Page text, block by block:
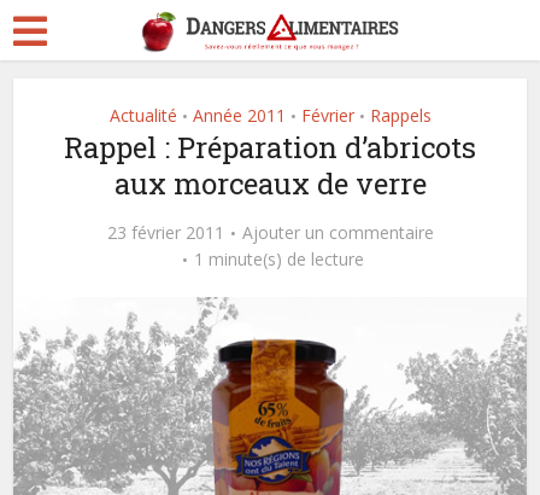
Actualité • Année 2011 • Février • Rappels
Rappel : Préparation d’abricots
aux morceaux de verre
23 février 2011
Ajouter un commentaire
1 minute(s) de lecture